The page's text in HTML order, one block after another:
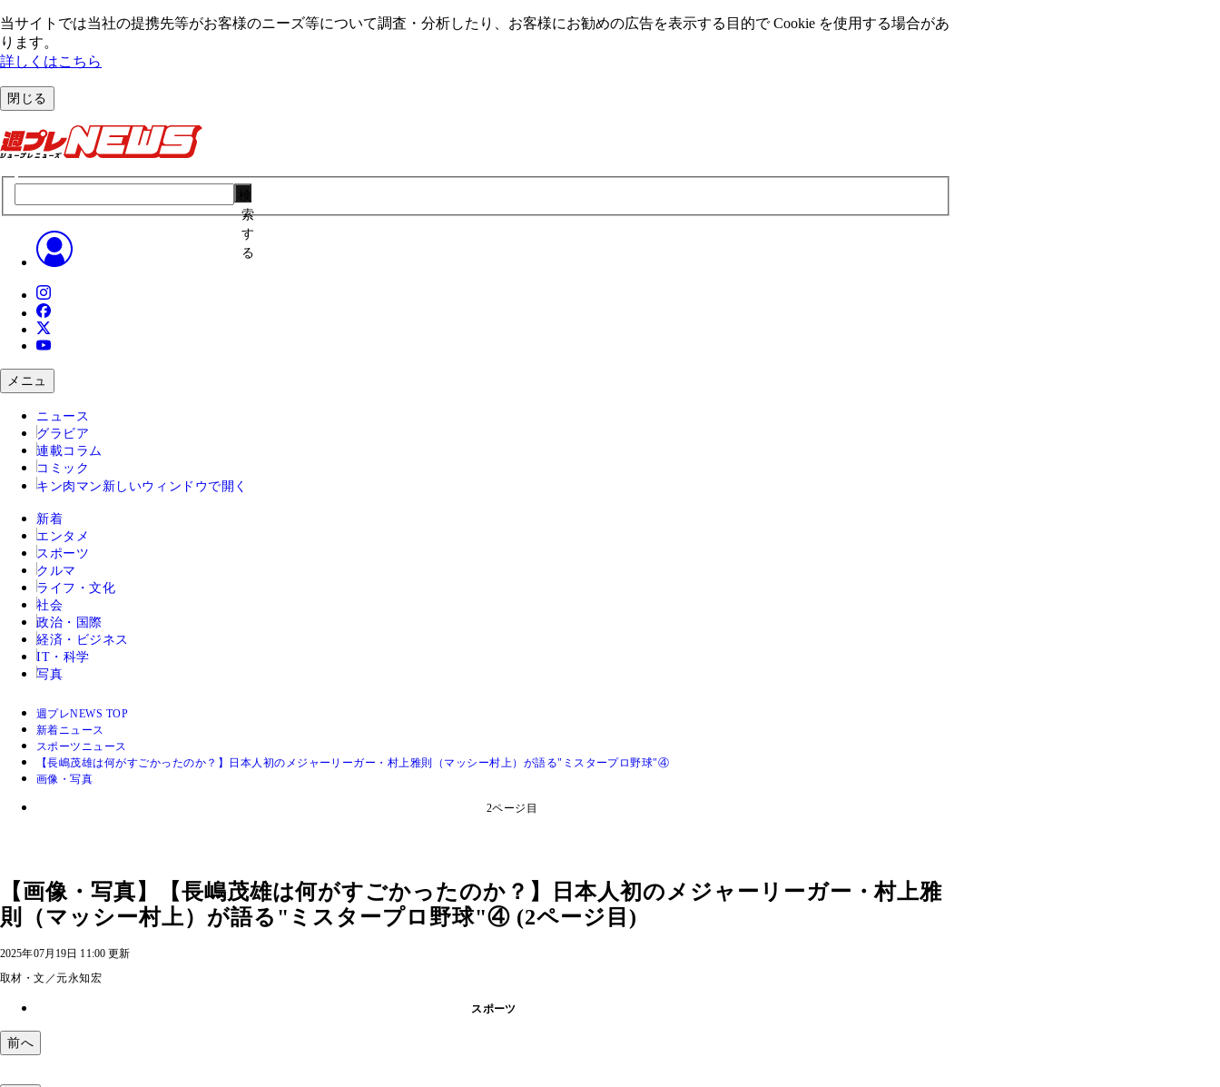
当サイトでは当社の提携先等がお客様のニーズ等について調査・分析したり、お客様にお勧めの広告を表⽰する⽬的で Cookie を使⽤する場合があ
ります。
詳しくはこちら
閉じる
索
す
る
メニュ
ニュース
グラビア
連載コラム
コミック
キン肉マン 新しいウィンドウで開く
新着
エンタメ
スポーツ
クルマ
ライフ・文化
社会
政治・国際
経済・ビジネス
IT・科学
写真
週プレNEWS TOP
新着ニュース
スポーツニュース
【長嶋茂雄は何がすごかったのか？】日本人初のメジャーリーガー・村上雅則（マッシー村上）が語る"ミスタープロ野球"④
画像・写真
2ページ目
【画像・写真】【長嶋茂雄は何がすごかったのか？】日本人初のメジャーリーガー・村上雅
則（マッシー村上）が語る"ミスタープロ野球"④ (2ページ目)
2025年07月19日 11:00 更新
取材・文／元永知宏
スポーツ
前へ